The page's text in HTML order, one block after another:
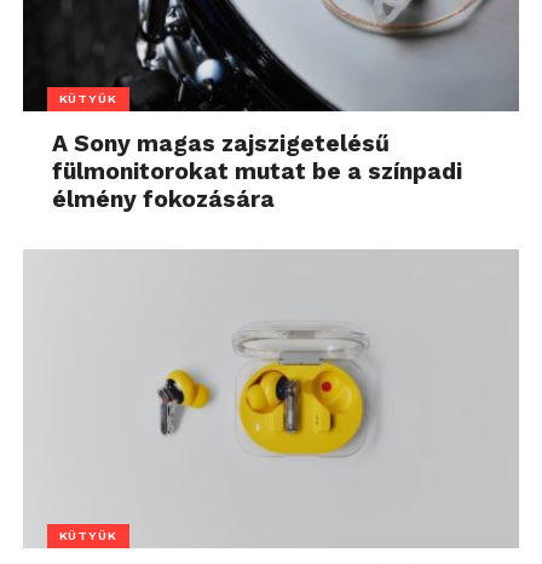
KÜTYÜK
A Sony magas zajszigetelésű
fülmonitorokat mutat be a színpadi
élmény fokozására
KÜTYÜK